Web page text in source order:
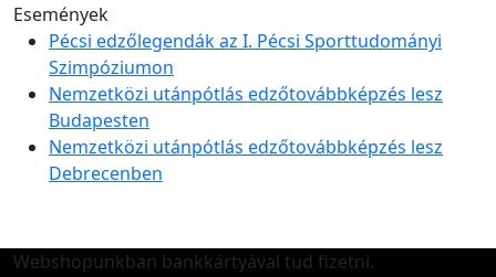
Események
Pécsi edzőlegendák az I. Pécsi Sporttudományi
Szimpóziumon
Nemzetközi utánpótlás edzőtovábbképzés lesz
Budapesten
Nemzetközi utánpótlás edzőtovábbképzés lesz
Debrecenben
Webshopunkban bankkártyával tud fizetni.